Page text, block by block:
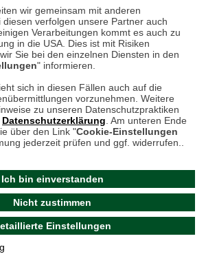
wir gemeinsam mit anderen
diesen verfolgen unsere Partner auch
Verarbeitungen kommt es auch zu
in die USA. Dies ist mit Risiken
Sie bei den einzelnen Diensten in den
" informieren.
sich in diesen Fällen auch auf die
vorzunehmen. Weitere
zu unseren Datenschutzpraktiken
Datenschutzerklärung . Am unteren Ende
über den Link "Cookie-Einstellungen
jederzeit prüfen und ggf. widerrufen..
Ich bin einverstanden
Nicht zustimmen
Einstellungen
Umwelt und Entsorgung
Hinweisgeber-Schutzgesetz
unserer Website
Cookie-Einstellungen prüfen
am 10.08.2026 um 13:47
2024 THE BRITISH SHOP
GmbH & Co. KG
in Ihrem Browser
aktuell keine Cookies!
in diesem Fall unseren Online-Shop
dass Ihr Browser unsere funktionalen
Ihres Besuchs auf unserer Website
davon können Sie entscheiden,
Cookies wir setzen dürfen.